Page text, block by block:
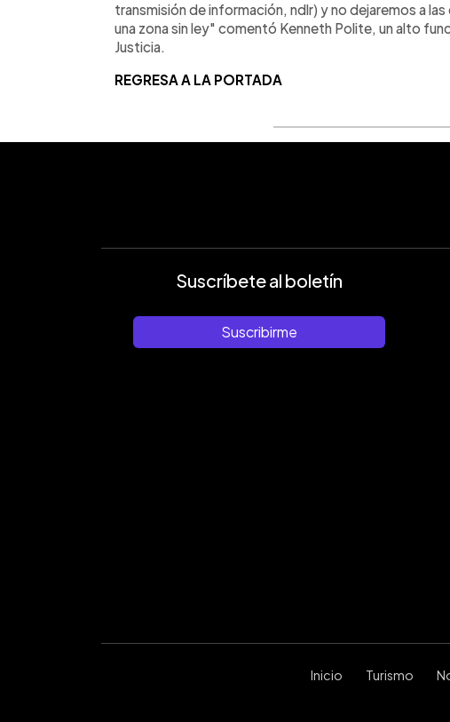
transmisión de información, ndlr) y no dejaremos a
una zona sin ley" comentó Kenneth Polite, un alto
Justicia.
REGRESA A LA PORTADA
Suscríbete al boletín
Suscribirme
Inicio Turismo